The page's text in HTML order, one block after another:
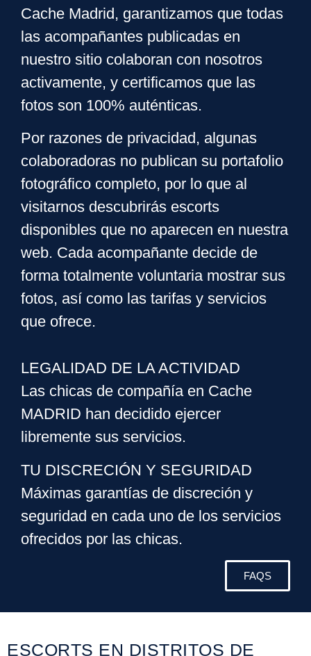
Cache Madrid, garantizamos que todas
las acompañantes publicadas en
nuestro sitio colaboran con nosotros
activamente, y certificamos que las
fotos son 100% auténticas.
Por razones de privacidad, algunas
colaboradoras no publican su portafolio
fotográfico completo, por lo que al
visitarnos descubrirás escorts
disponibles que no aparecen en nuestra
web. Cada acompañante decide de
forma totalmente voluntaria mostrar sus
fotos, así como las tarifas y servicios
que ofrece.
LEGALIDAD DE LA ACTIVIDAD
Las chicas de compañía en Cache
MADRID han decidido ejercer
libremente sus servicios.
TU DISCRECIÓN Y SEGURIDAD
Máximas garantías de discreción y
seguridad en cada uno de los servicios
ofrecidos por las chicas.
FAQS
ESCORTS EN DISTRITOS DE